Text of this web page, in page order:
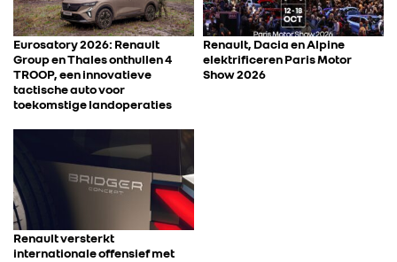
CONTACT
Eurosatory 2026: Renault
Group en Thales onthullen 4
TROOP, een innovatieve
tactische auto voor
toekomstige landoperaties
Renault, Dacia en Alpine
elektrificeren Paris Motor
Show 2026
Renault versterkt
internationale offensief met